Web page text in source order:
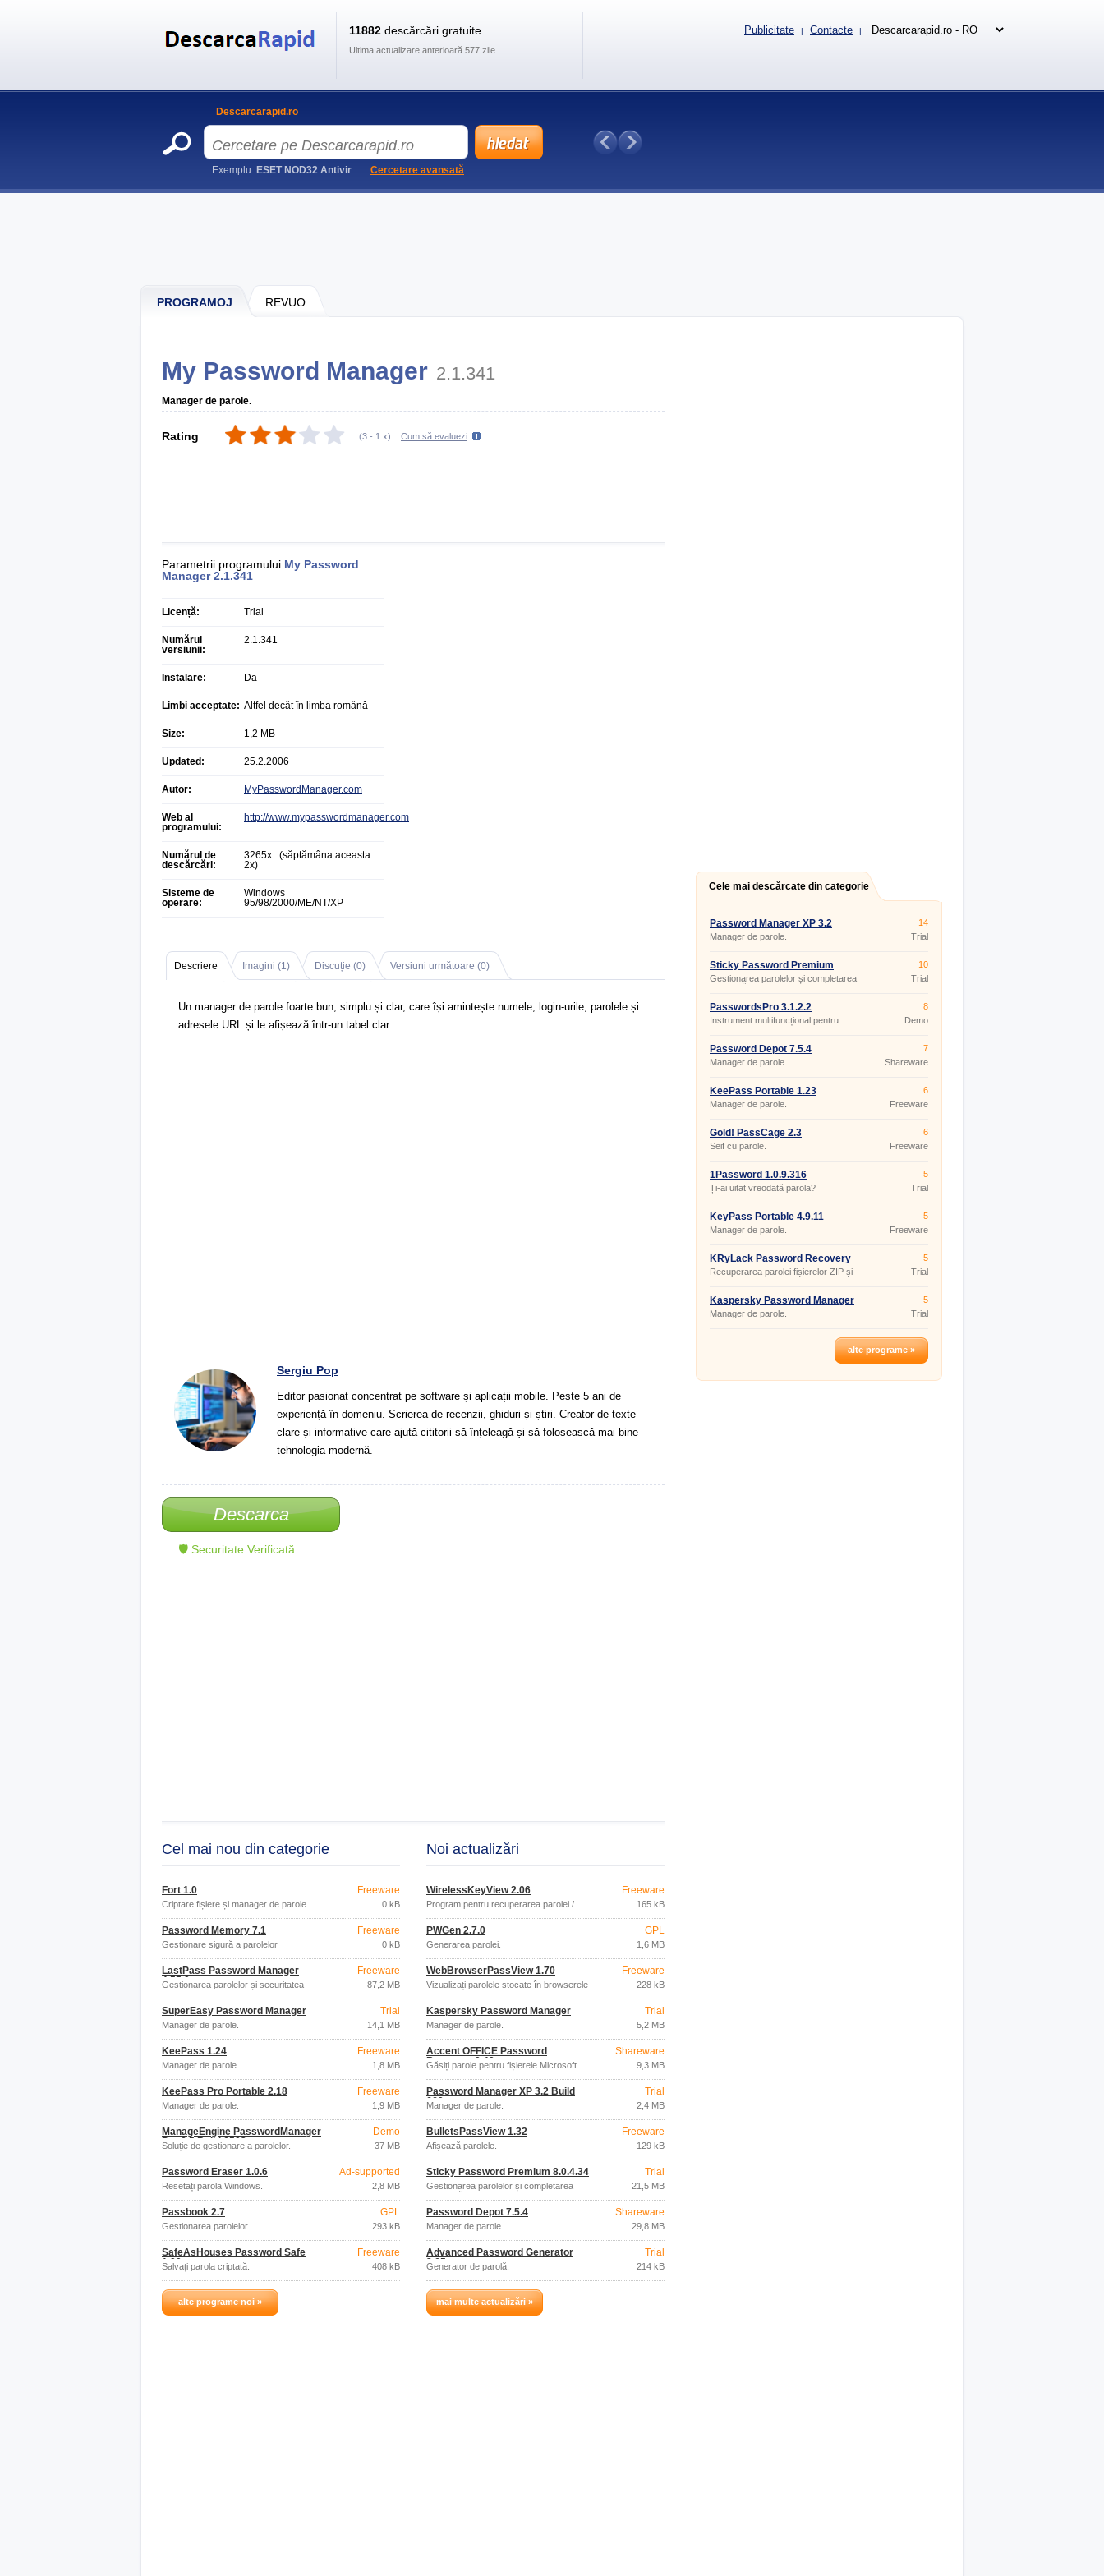
PROGRAMOJ REVUO
My Password Manager 2.1.341
Manager de parole.
Rating (3 - 1 x) Cum să evaluezi
Parametrii programului My Password
Manager 2.1.341
Licență: Trial
Numărul
versiunii:
2.1.341
Instalare: Da
Limbi acceptate: Altfel decât în limba română
Size: 1,2 MB
Updated: 25.2.2006
Autor: MyPasswordManager.com
Web al
programului:
http://www.mypasswordmanager.com
Numărul de
descărcări:
3265x (săptămâna aceasta:
2x)
Sisteme de
operare:
Windows
95/98/2000/ME/NT/XP
Descriere Imagini (1) Discuție (0) Versiuni următoare (0)
Un manager de parole foarte bun, simplu și clar, care își amintește numele, login-urile, parolele și
adresele URL și le afișează într-un tabel clar.
Sergiu Pop
Editor pasionat concentrat pe software și aplicații mobile. Peste 5 ani de
experiență în domeniu. Scrierea de recenzii, ghiduri și știri. Creator de texte
clare și informative care ajută cititorii să înțeleagă și să folosească mai bine
tehnologia modernă.
Descarca
🛡 Securitate Verificată
Cel mai nou din categorie
Fort 1.0
Criptare fișiere și manager de parole
Freeware
0 kB
Password Memory 7.1
Gestionare sigură a parolelor
Freeware
0 kB
LastPass Password Manager
4.55.0
Gestionarea parolelor și securitatea
Freeware
87,2 MB
SuperEasy Password Manager
PRO 1.0.1
Manager de parole.
Trial
14,1 MB
KeePass 1.24
Manager de parole.
Freeware
1,8 MB
KeePass Pro Portable 2.18
Manager de parole.
Freeware
1,9 MB
ManageEngine PasswordManager
Pro 6.5 Build 6503
Soluție de gestionare a parolelor.
Demo
37 MB
Password Eraser 1.0.6
Resetați parola Windows.
Ad-supported
2,8 MB
Passbook 2.7
Gestionarea parolelor.
GPL
293 kB
SafeAsHouses Password Safe
1.00
Salvați parola criptată.
Freeware
408 kB
alte programe noi »
Noi actualizări
WirelessKeyView 2.06
Program pentru recuperarea parolei /
Freeware
165 kB
PWGen 2.7.0
Generarea parolei.
GPL
1,6 MB
WebBrowserPassView 1.70
Vizualizați parolele stocate în browserele
de internet.
Freeware
228 kB
Kaspersky Password Manager
8.0.3.287
Manager de parole.
Trial
5,2 MB
Accent OFFICE Password
Recovery 9.40
Găsiți parole pentru fișierele Microsoft
Office.
Shareware
9,3 MB
Password Manager XP 3.2 Build
660
Manager de parole.
Trial
2,4 MB
BulletsPassView 1.32
Afișează parolele.
Freeware
129 kB
Sticky Password Premium 8.0.4.34
Gestionarea parolelor și completarea
automată a formularelor online.
Trial
21,5 MB
Password Depot 7.5.4
Manager de parole.
Shareware
29,8 MB
Advanced Password Generator
3.65
Generator de parolă.
Trial
214 kB
mai multe actualizări »
Cele mai descărcate din categorie
Password Manager XP 3.2
Build 660
Manager de parole.
14
Trial
Sticky Password Premium
8.0.4.34
Gestionarea parolelor și completarea
automată a formularelor online.
10
Trial
PasswordsPro 3.1.2.2
Instrument multifuncțional pentru
8
Demo
Password Depot 7.5.4
Manager de parole.
7
Shareware
KeePass Portable 1.23
Manager de parole.
6
Freeware
Gold! PassCage 2.3
Seif cu parole.
6
Freeware
1Password 1.0.9.316
Ți-ai uitat vreodată parola?
5
Trial
KeyPass Portable 4.9.11
Manager de parole.
5
Freeware
KRyLack Password Recovery
3.43.56
Recuperarea parolei fișierelor ZIP și
5
Trial
Kaspersky Password Manager
8.0.3.287
Manager de parole.
5
Trial
alte programe »
11882 descărcări gratuite
Ultima actualizare anterioară 577 zile
Publicitate | Contacte |
Descarcarapid.ro
Exemplu: ESET NOD32 Antivir Cercetare avansată